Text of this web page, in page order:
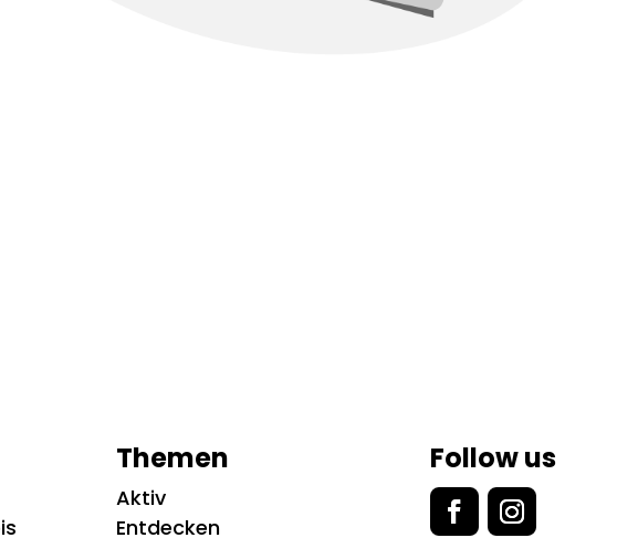
Themen
Aktiv
Entdecken
Follow us